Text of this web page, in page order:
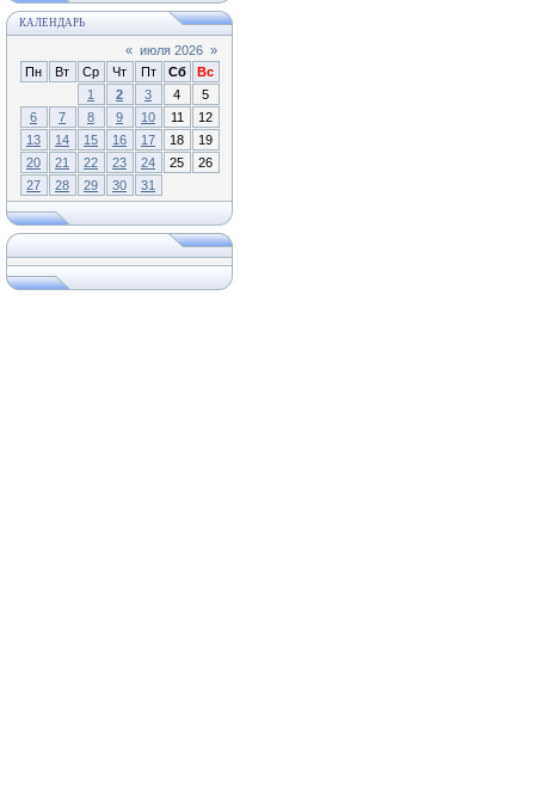
КАЛЕНДАРЬ
« июля 2026 »
Пн
Вт Ср Чт Пт Сб
Вс
1
2 3 4
5
6
7 8 9 10 11
12
13
14 15 16 17 18
19
20
21 22 23 24 25
26
27
28 29 30 31